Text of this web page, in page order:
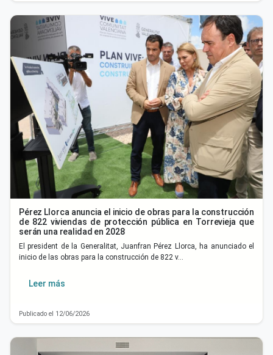
Pérez Llorca anuncia el inicio de obras para la construcción
de 822 viviendas de protección pública en Torrevieja que
serán una realidad en 2028
El president de la Generalitat, Juanfran Pérez Llorca, ha anunciado el
inicio de las obras para la construcción de 822 v…
Leer más
Publicado el 12/06/2026